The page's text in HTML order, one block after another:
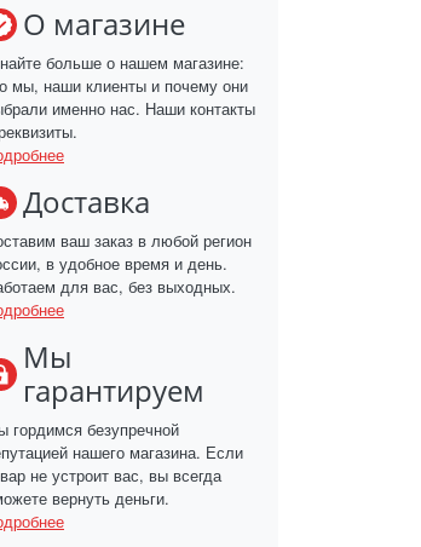
О магазине
больше о нашем магазине:
мы, наши клиенты и почему они
именно нас. Наши контакты
Доставка
ваш заказ в любой регион
в удобное время и день.
для вас, без выходных.
Мы
гарантируем
гордимся безупречной
нашего магазина. Если
не устроит вас, вы всегда
вернуть деньги.